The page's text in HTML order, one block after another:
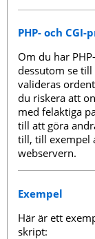
PHP- och CGI-
Om du har
dessutom se
valideras
du riskera att
med felaktiga
till att göra
till, till exempel
webservern.
Exempel
Här är ett
skript: